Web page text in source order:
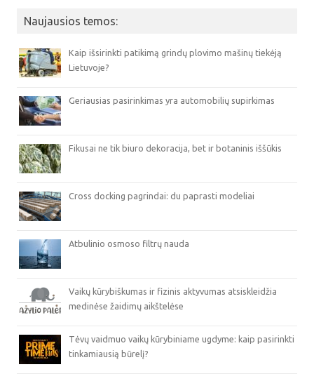
Naujausios temos:
Kaip išsirinkti patikimą grindų plovimo mašinų tiekėją
Lietuvoje?
Geriausias pasirinkimas yra automobilių supirkimas
Fikusai ne tik biuro dekoracija, bet ir botaninis iššūkis
Cross docking pagrindai: du paprasti modeliai
Atbulinio osmoso filtrų nauda
Vaikų kūrybiškumas ir fizinis aktyvumas atsiskleidžia
medinėse žaidimų aikštelėse
Tėvų vaidmuo vaikų kūrybiniame ugdyme: kaip pasirinkti
tinkamiausią būrelį?